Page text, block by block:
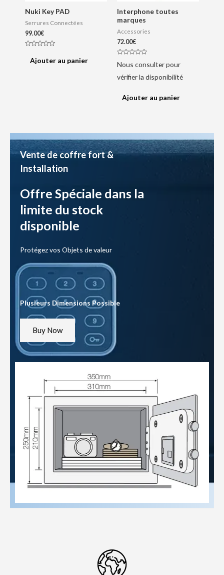
Nuki Key PAD
Serrures Connectées
99.00€
Ajouter au panier
Interphone toutes
marques
Accessories
72.00€
o
e
Nous consulter pour
vérifier la disponibilité
Ajouter au panier
Vente de coffre fort &
Installation
Offre Spéciale dans la
limite du stock
disponible
Protégez vos Objets de valeur
Plusieurs Dimensions Possible
Buy Now